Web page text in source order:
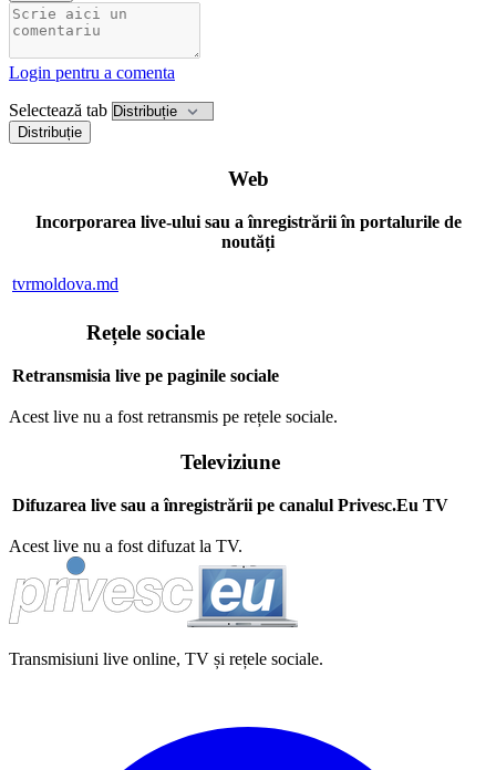
Login pentru a comenta
Selectează tab
Distribuție
Web
Incorporarea live-ului sau a înregistrării în portalurile de
noutăți
tvrmoldova.md
Rețele sociale
Retransmisia live pe paginile sociale
Acest live nu a fost retransmis pe rețele sociale.
Televiziune
Difuzarea live sau a înregistrării pe canalul Privesc.Eu TV
Acest live nu a fost difuzat la TV.
Transmisiuni live online, TV și rețele sociale.